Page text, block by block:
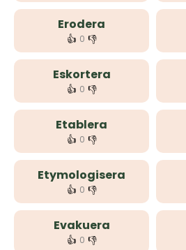
Erodera
👍 0 👎
Eskortera
👍 0 👎
Etablera
👍 0 👎
Etymologisera
👍 0 👎
Evakuera
👍 0 👎